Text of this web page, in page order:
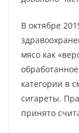
В октябре
мясо как
категории в
сигареты.
принято